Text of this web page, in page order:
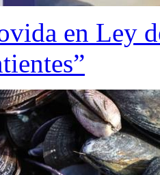
en Ley